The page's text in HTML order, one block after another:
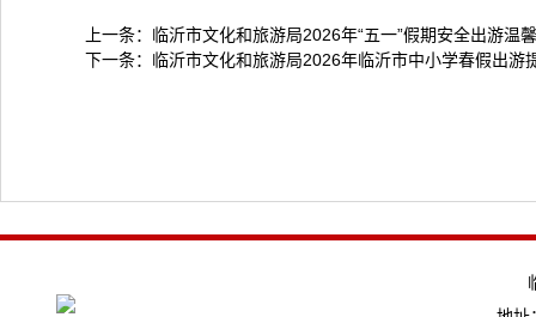
上一条： 临沂市文化和旅游局2026年“五一”假期安全出游温
下一条： 临沂市文化和旅游局2026年临沂市中小学春假出游